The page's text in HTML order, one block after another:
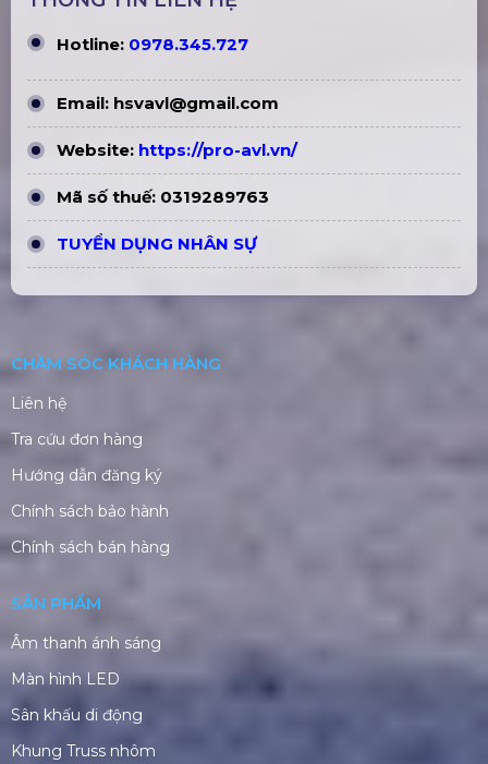
THÔNG TIN LIÊN HỆ
Hotline:0978.345.727
Website:
CHĂM SÓC KHÁCH HÀNG
Liên hệ
Tra cứu đơn hàng
Hướng dẫn đăng ký
Chính sách bảo hành
SẢN PHẨM
Âm thanh ánh sáng
Màn hình LED